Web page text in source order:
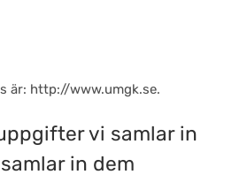
är: http://www.umgk.se.
vi samlar in
in dem